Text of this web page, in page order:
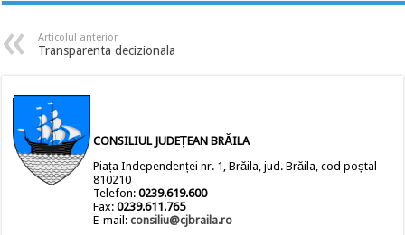
Articolul anterior
Transparenta decizionala
CONSILIUL JUDEȚEAN BRĂILA
Piața Independenței nr. 1, Brăila, jud. Brăila, cod poștal
810210
Telefon:0239.619.600
Fax:0239.611.765
E-mail:consiliu@cjbraila.ro